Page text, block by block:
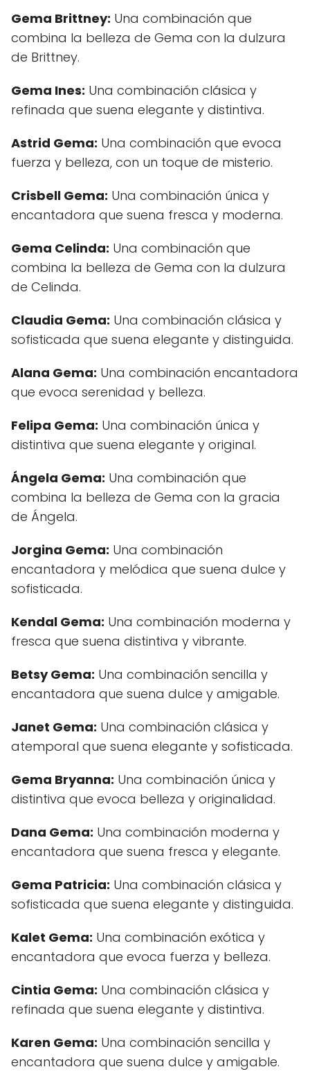
Gema Brittney: Una combinación que
combina la belleza de Gema con la dulzura
de Brittney.
Gema Ines: Una combinación clásica y
refinada que suena elegante y distintiva.
Astrid Gema: Una combinación que evoca
fuerza y belleza, con un toque de misterio.
Crisbell Gema: Una combinación única y
encantadora que suena fresca y moderna.
Gema Celinda: Una combinación que
combina la belleza de Gema con la dulzura
de Celinda.
Claudia Gema: Una combinación clásica y
sofisticada que suena elegante y distinguida.
Alana Gema: Una combinación encantadora
que evoca serenidad y belleza.
Felipa Gema: Una combinación única y
distintiva que suena elegante y original.
Ángela Gema: Una combinación que
combina la belleza de Gema con la gracia
de Ángela.
Jorgina Gema: Una combinación
encantadora y melódica que suena dulce y
sofisticada.
Kendal Gema: Una combinación moderna y
fresca que suena distintiva y vibrante.
Betsy Gema: Una combinación sencilla y
encantadora que suena dulce y amigable.
Janet Gema: Una combinación clásica y
atemporal que suena elegante y sofisticada.
Gema Bryanna: Una combinación única y
distintiva que evoca belleza y originalidad.
Dana Gema: Una combinación moderna y
encantadora que suena fresca y elegante.
Gema Patricia: Una combinación clásica y
sofisticada que suena elegante y distinguida.
Kalet Gema: Una combinación exótica y
encantadora que evoca fuerza y belleza.
Cintia Gema: Una combinación clásica y
refinada que suena elegante y distintiva.
Karen Gema: Una combinación sencilla y
encantadora que suena dulce y amigable.